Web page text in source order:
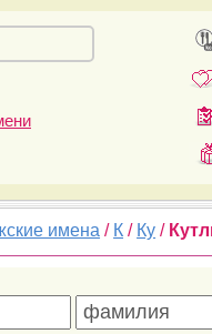
имена / К / Ку /